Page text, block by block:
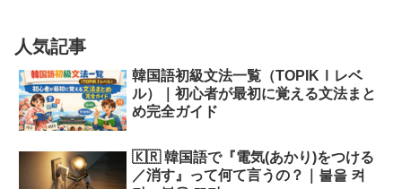
人気記事
韓国語初級文法一覧（TOPIKⅠレベ
ル）｜初心者が最初に覚える文法まと
め完全ガイド
🇰🇷 韓国語で『電気(あかり)をつける
／消す』って何て言うの？｜불을 켜